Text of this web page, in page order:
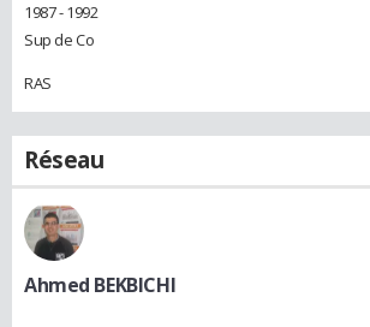
1987 - 1992
Sup de Co
RAS
Réseau
Ahmed BEKBICHI